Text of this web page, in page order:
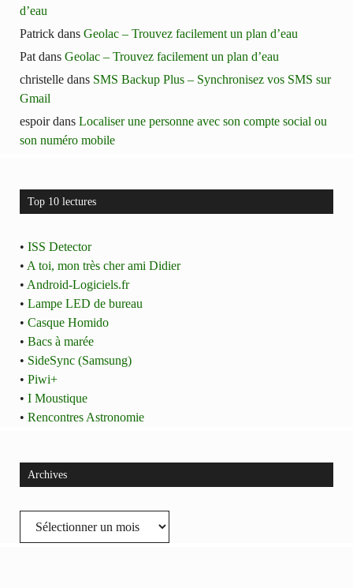
d’eau
Patrick dans Geolac – Trouvez facilement un plan d’eau
Pat dans Geolac – Trouvez facilement un plan d’eau
christelle dans SMS Backup Plus – Synchronisez vos SMS sur
Gmail
espoirdans Localiser une personne avec son compte social ou
son numéro mobile
Top 10 lectures
• ISS Detector
• A toi, mon très cher ami Didier
• Android-Logiciels.fr
• Lampe LED de bureau
• Casque Homido
• Bacs à marée
• SideSync (Samsung)
• Piwi+
• I Moustique
• Rencontres Astronomie
Archives
Archives